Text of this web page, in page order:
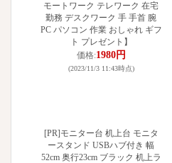
モートワーク テレワーク 在宅
勤務 デスクワーク 手 手首 腕
PC パソコン 作業 おしゃれ ギフ
ト プレゼント】
価格:1980円
(2023/11/3 11:43時点)
[PR]モニター台 机上台 モニタ
ースタンド USBハブ付き 幅
52cm 奥行23cm ブラック 机上ラ